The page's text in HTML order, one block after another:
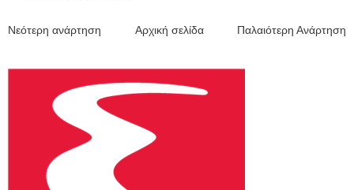
Νεότερη ανάρτηση Παλαιότερη Ανάρτηση
Αρχική σελίδα